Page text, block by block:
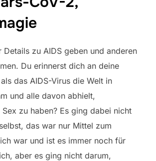
Details zu AIDS geben und anderen
Du erinnerst dich an deine
das AIDS-Virus die Welt in
und alle davon abhielt,
zu haben? Es ging dabei nicht
das war nur Mittel zum
war und ist es immer noch für
aber es ging nicht darum,